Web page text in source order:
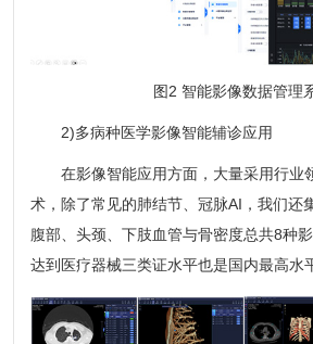
图2 智能影像数据管理
2)多病种医学影像智能辅诊应用
在影像智能应用方面，大量采用行业
术，除了常见的肺结节、冠脉AI，我们还
腹部、头颈、下肢血管与骨密度总共8种
达到医疗器械三类证水平也是国内最高水